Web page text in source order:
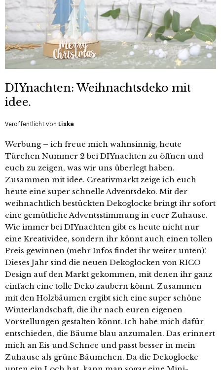
DIYnachten: Weihnachtsdeko mit
idee.
Veröffentlicht von Liska
Werbung – ich freue mich wahnsinnig, heute
Türchen Nummer 2 bei DIYnachten zu öffnen und
euch zu zeigen, was wir uns überlegt haben.
Zusammen mit idee. Creativmarkt zeige ich euch
heute eine super schnelle Adventsdeko. Mit der
weihnachtlich bestückten Dekoglocke bringt ihr sofort
eine gemütliche Adventsstimmung in euer Zuhause.
Wie immer bei DIYnachten gibt es heute nicht nur
eine Kreatividee, sondern ihr könnt auch einen tollen
Preis gewinnen (mehr Infos findet ihr weiter unten)!
Dieses Jahr sind die neuen Dekoglocken von RICO
Design auf den Markt gekommen, mit denen ihr ganz
einfach eine tolle Deko zaubern könnt. Zusammen
mit den Holzbäumen ergibt sich eine super schöne
Winterlandschaft, die ihr nach euren eigenen
Vorstellungen gestalten könnt. Ich habe mich dafür
entschieden, die Bäume blau anzumalen. Das erinnert
mich an Eis und Schnee und passt besser in mein
Zuhause als grüne Bäumchen. Da die Dekoglocke